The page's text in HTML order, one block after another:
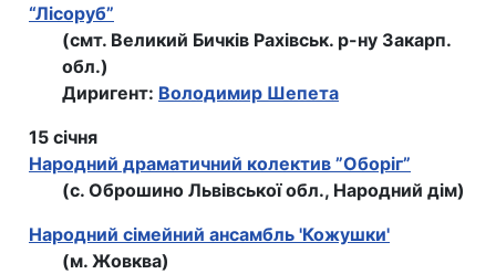
“Лісоруб”
(смт. Великий Бичків Рахівськ. р-ну Закарп.
обл.)
Диригент: Володимир Шепета
15 січня
Народний драматичний колектив ”Оборіг”
(с. Оброшино Львівської обл., Народний дім)
Народний сiмейний ансамбль 'Кожушки'
(м. Жовква)